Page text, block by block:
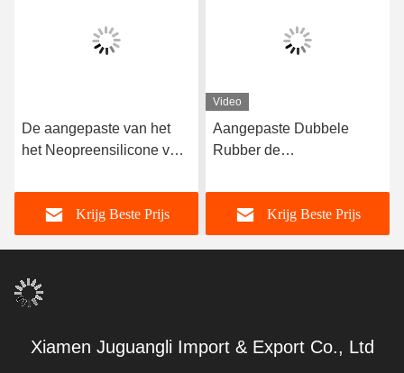
De aangepaste van het
het Neopreensilicone van
ringen
Krijg Beste Prijs
Video
Aangepaste Dubbele
Rubber de
Lippenfkm Silicone
Krijg Beste Prijs
Xiamen Juguangli Import & Export Co., Ltd